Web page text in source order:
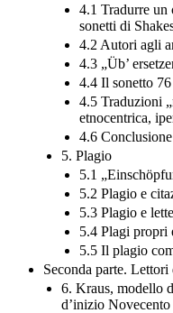
4.1 Tradurre un
sonetti di
4.2 Autori agli
4.3 „Üb’
4.4 Il sonetto
4.5 Traduzioni
etnocentrica,
4.6 Conclusione
5. Plagio
5.1
5.2 Plagio e
5.3 Plagio e
5.4 Plagi propri
5.5 Il plagio
Seconda parte.
6. Kraus, modello
d’inizio Novecento